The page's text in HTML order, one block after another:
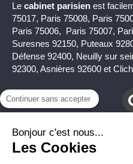
Le cabinet parisien est
75017, Paris 75008, Paris
Paris 75006, Paris 75007,
Suresnes 92150, Puteaux
Défense 92400, Neuilly sur
92300, Asnières 92600 et
Continuer sans accepter
Bonjour c'est nous...
Les Cookies